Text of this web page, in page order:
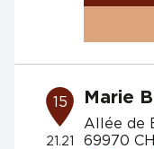
15
21.21
Marie
Allée de
69970